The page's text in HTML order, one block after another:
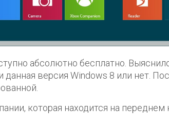
абсолютно бесплатно.
версия Windows 8 или нет.
которая находится на переднем